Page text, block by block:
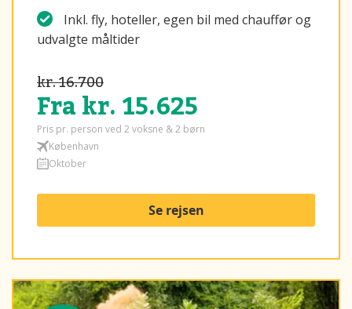
Inkl. fly, hoteller, egen bil med chauffør og
udvalgte måltider
kr. 16.700
Fra kr. 15.625
Pris pr. person ved 2 voksne & 2 børn
København
Oktober
Se rejsen